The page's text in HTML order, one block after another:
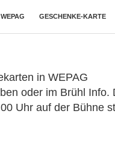
WEPAG GESCHENKE-KARTE
in WEPAG
oder im Brühl Info.
Uhr auf der Bühne